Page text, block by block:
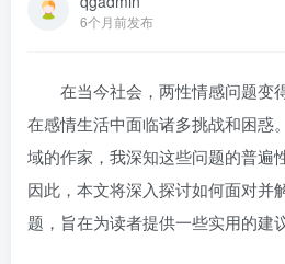
6个月前发布
在当今社会，两性情感问题变
在感情生活中面临诸多挑战和困惑
域的作家，我深知这些问题的普遍
因此，本文将深入探讨如何面对并
题，旨在为读者提供一些实用的建